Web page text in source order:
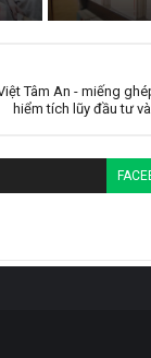
Tâm An - miếng
hiểm tích lũy đầu tư